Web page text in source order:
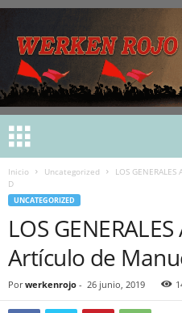
Inicio Uncategorized
LOS
D
UNCATEGORIZED
LOS
Artículo de
Por werkenrojo - 26 junio, 2019